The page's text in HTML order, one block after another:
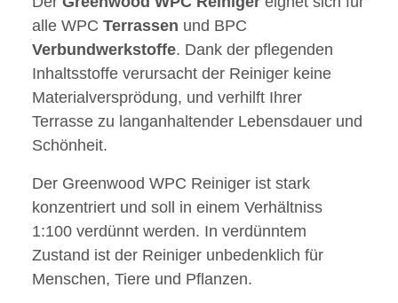
alle WPC Terrassen und BPC
Verbundwerkstoffe. Dank der pflegenden
Inhaltsstoffe verursacht der Reiniger keine
Materialversprödung, und verhilft Ihrer
Terrasse zu langanhaltender Lebensdauer und
Schönheit.
Der Greenwood WPC Reiniger ist stark
konzentriert und soll in einem Verhältniss
1:100 verdünnt werden. In verdünntem
Zustand ist der Reiniger unbedenklich für
Menschen, Tiere und Pflanzen.